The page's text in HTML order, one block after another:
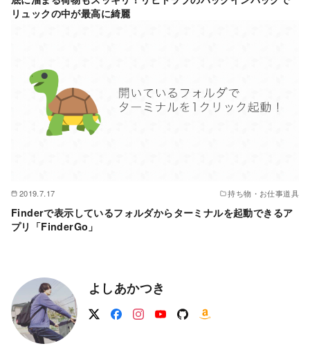
リュックの中が最高に綺麗
2019.7.17 持ち物・お仕事道具
Finderで表示しているフォルダからターミナルを起動できるア
プリ「FinderGo」
よしあかつき